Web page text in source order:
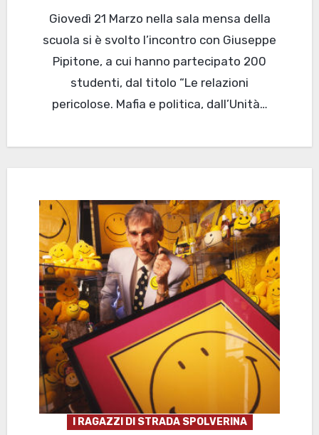
Giovedì 21 Marzo nella sala mensa della
scuola si è svolto l’incontro con Giuseppe
Pipitone, a cui hanno partecipato 200
studenti, dal titolo “Le relazioni
pericolose. Mafia e politica, dall’Unità…
I RAGAZZI DI STRADA SPOLVERINA